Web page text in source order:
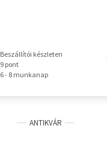
Beszállítói készleten
9 pont
6 - 8 munkanap
ANTIKVÁR